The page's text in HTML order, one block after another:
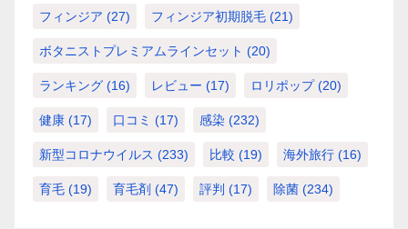
フィンジア (27) フィンジア初期脱毛 (21)
ボタニストプレミアムラインセット (20)
ランキング (16) レビュー (17) ロリポップ(20)
健康 (17) 口コミ (17) 感染 (232)
新型コロナウイルス (233) 比較 (19) 海外旅行 (16)
育毛 (19) 育毛剤 (47) 評判 (17) 除菌 (234)